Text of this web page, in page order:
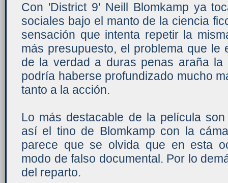
Con 'District 9' Neill Blomkamp ya
sociales bajo el manto de la ciencia
sensación que intenta repetir la
más presupuesto, el problema que le
de la verdad a duras penas araña
podría haberse profundizado mucho
tanto a la acción.
Lo más destacable de la película
así el tino de Blomkamp con la
parece que se olvida que en esta
modo de falso documental. Por lo
del reparto.